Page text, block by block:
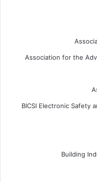
Association for the
BICSI Electronic Safety
Building